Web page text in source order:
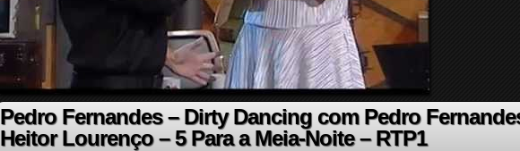
Pedro Fernandes – Dirty Dancing com Pedro
Heitor Lourenço – 5 Para a Meia-Noite – RTP1